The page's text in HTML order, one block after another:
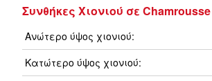
Συνθήκες Χιονιού σε Chamrousse
Ανώτερο ύψος χιονιού:
Κατώτερο ύψος χιονιού: